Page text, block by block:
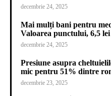
decembrie 24, 2025
Mai mulți bani pentru
Valoarea punctului, 6,5
decembrie 24, 2025
Presiune asupra
mic pentru 51% dintre
decembrie 23, 2025